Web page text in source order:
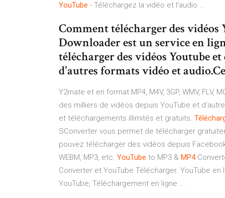
YouTube - Téléchargez la vidéo et l'audio ...
Comment télécharger des vidéos
Downloader est un service en
télécharger des vidéos Youtube
d'autres formats vidéo et
Y2mate et en format MP4, M4V, 3GP, WMV,
des milliers de vidéos depuis YouTube et
et téléchargements illimités et gratuits.
SConverter vous permet de télécharger
pouvez télécharger des vidéos depuis
WEBM, MP3, etc. YouTube to MP3 & MP4
Converter et YouTube Télécharger. YouTube
YouTube, Téléchargement en ligne ...